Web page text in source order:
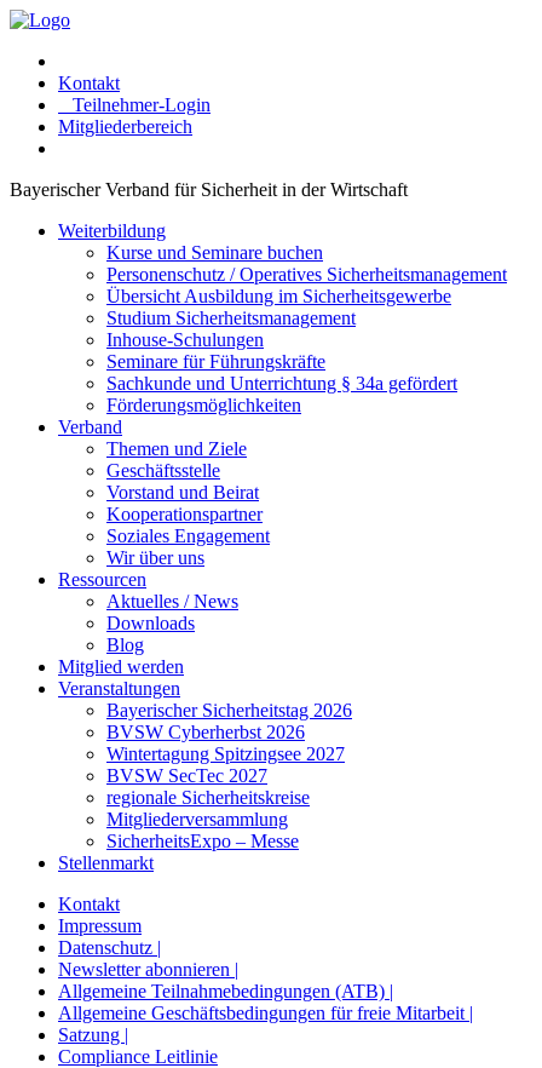
Kontakt
Teilnehmer-Login
Mitgliederbereich
Bayerischer Verband für Sicherheit in der Wirtschaft
Weiterbildung
Kurse und Seminare buchen
Personenschutz / Operatives Sicherheitsmanagement
Übersicht Ausbildung im Sicherheitsgewerbe
Studium Sicherheitsmanagement
Inhouse-Schulungen
Seminare für Führungskräfte
Sachkunde und Unterrichtung § 34a gefördert
Förderungsmöglichkeiten
Verband
Themen und Ziele
Geschäftsstelle
Vorstand und Beirat
Kooperationspartner
Soziales Engagement
Wir über uns
Ressourcen
Aktuelles / News
Downloads
Blog
Mitglied werden
Veranstaltungen
Bayerischer Sicherheitstag 2026
BVSW Cyberherbst 2026
Wintertagung Spitzingsee 2027
BVSW SecTec 2027
regionale Sicherheitskreise
Mitgliederversammlung
SicherheitsExpo – Messe
Stellenmarkt
Kontakt
Impressum
Datenschutz |
Newsletter abonnieren |
Allgemeine Teilnahmebedingungen (ATB) |
Allgemeine Geschäftsbedingungen für freie Mitarbeit |
Satzung |
Compliance Leitlinie